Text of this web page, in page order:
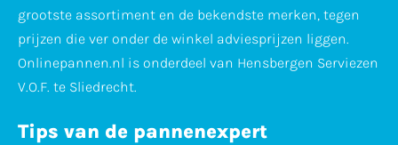
grootste assortiment en de bekendste merken, tegen
prijzen die ver onder de winkel adviesprijzen liggen.
Onlinepannen.nl is onderdeel van Hensbergen Serviezen
V.O.F. te Sliedrecht.
Tips van de pannenexpert